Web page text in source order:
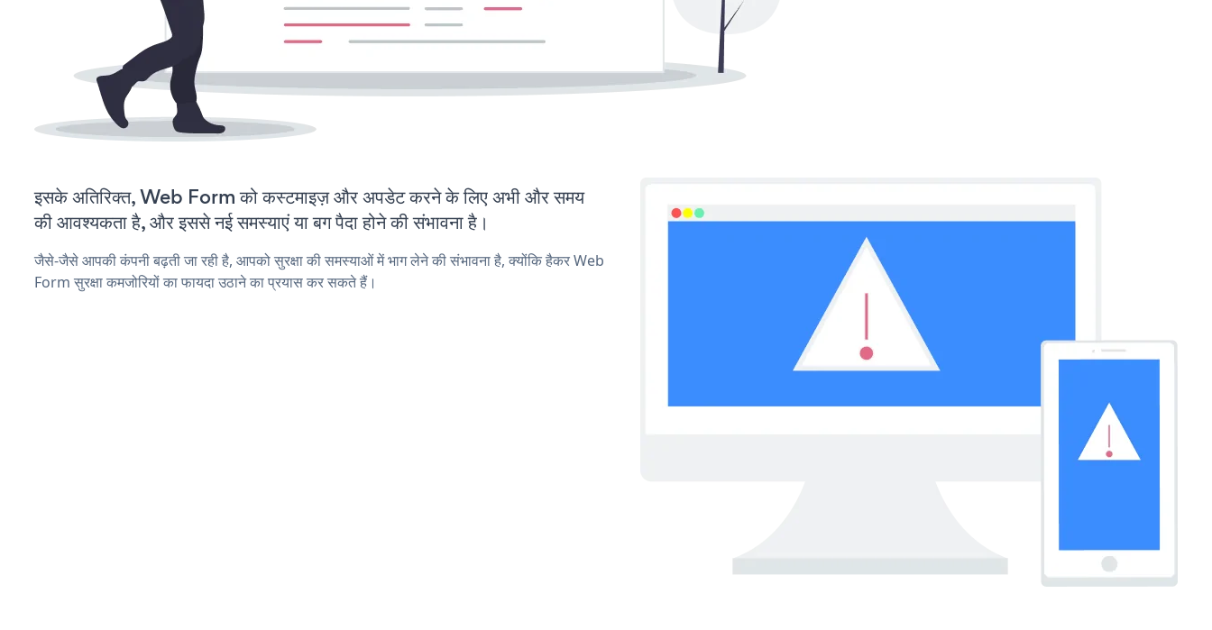
इसके अतिरिक्त, Web Form को कस्टमाइज़ और अपडेट करने के लिए अभी और समय
की आवश्यकता है, और इससे नई समस्याएं या बग पैदा होने की संभावना है।
जैसे-जैसे आपकी कंपनी बढ़ती जा रही है, आपको सुरक्षा की समस्याओं में भाग लेने की संभावना है, क्योंकि हैकर Web
Form सुरक्षा कमजोरियों का फायदा उठाने का प्रयास कर सकते हैं।